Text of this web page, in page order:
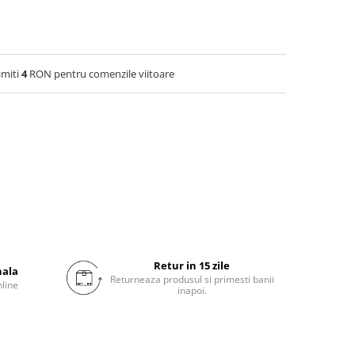
4RON pentru comenzile viitoare
Retur in 15 zile
Returneaza produsul si primesti banii
inapoi.